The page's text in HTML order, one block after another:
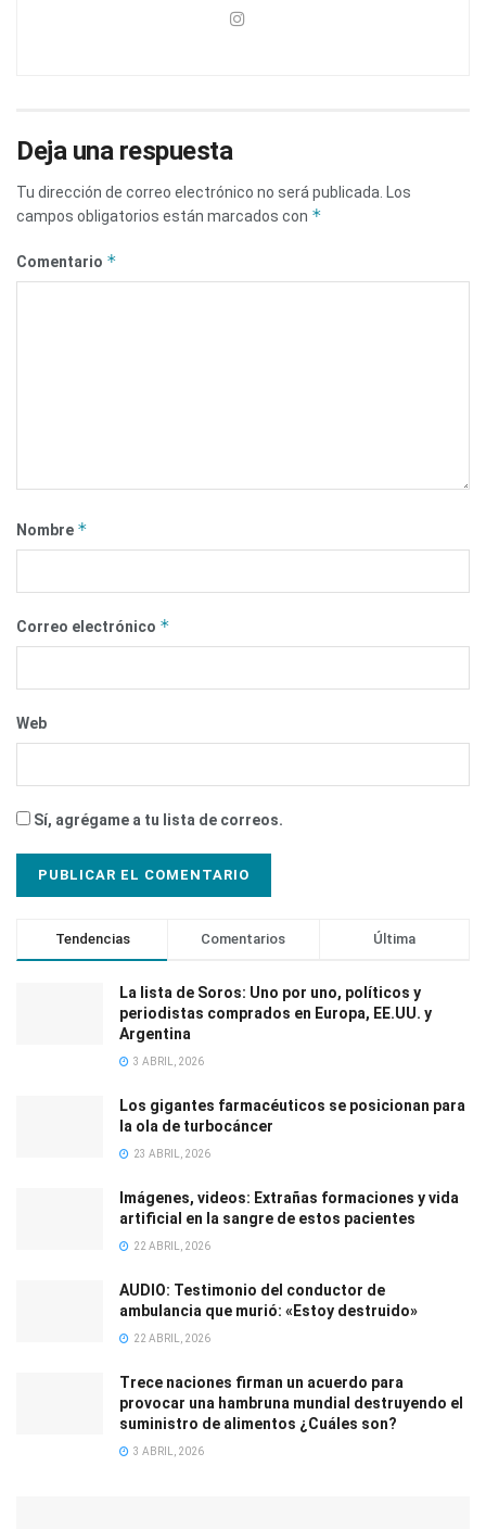
Deja una respuesta
Tu dirección de correo electrónico no será publicada. Los
campos obligatorios están marcados con *
Comentario *
Nombre *
Correo electrónico *
Web
Sí, agrégame a tu lista de correos.
Tendencias Comentarios Última
La lista de Soros: Uno por uno, políticos y
periodistas comprados en Europa, EE.UU. y
Argentina
3 ABRIL, 2026
Los gigantes farmacéuticos se posicionan para
la ola de turbocáncer
23 ABRIL, 2026
Imágenes, videos: Extrañas formaciones y vida
artificial en la sangre de estos pacientes
22 ABRIL, 2026
AUDIO: Testimonio del conductor de
ambulancia que murió: «Estoy destruido»
22 ABRIL, 2026
Trece naciones firman un acuerdo para
provocar una hambruna mundial destruyendo el
suministro de alimentos ¿Cuáles son?
3 ABRIL, 2026